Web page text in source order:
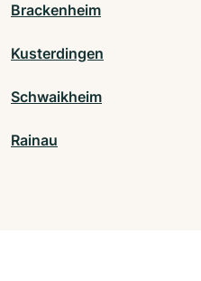
Brackenheim
Kusterdingen
Schwaikheim
Rainau